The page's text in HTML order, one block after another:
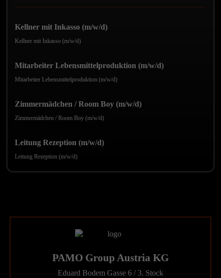
Kellner mit Inkasso (m/w/d)
Kellner mit Inkasso (m/w/d)
Mitarbeiter Lebensmittelproduktion (m/w/d)
Mitarbeiter Lebensmittelproduktion (m/w/d)
Zimmermädchen / Room Boy (m/w/d)
Zimmermädchen / Room Boy (m/w/d)
Leitung Rezeption (m/w/d)
Leitung Rezeption (m/w/d)
PAMO Group Austria KG
Eduard Bodem Gasse 6 / 3. Stock